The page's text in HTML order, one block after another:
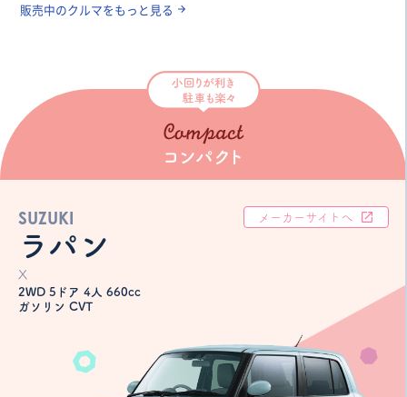
販売中のクルマをもっと見る
SUZUKI
ラパン
X
2WD 5ドア 4人 660cc
ガソリン CVT
メーカーサイトへ